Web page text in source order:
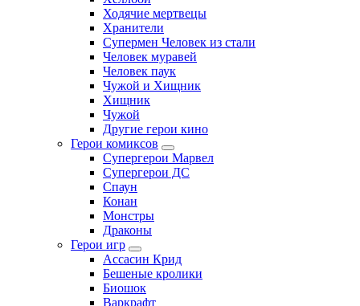
Ходячие мертвецы
Хранители
Супермен Человек из стали
Человек муравей
Человек паук
Чужой и Хищник
Хищник
Чужой
Другие герои кино
Герои комиксов
Супергерои Марвел
Супергерои ДС
Спаун
Конан
Монстры
Драконы
Герои игр
Ассасин Крид
Бешеные кролики
Биошок
Варкрафт